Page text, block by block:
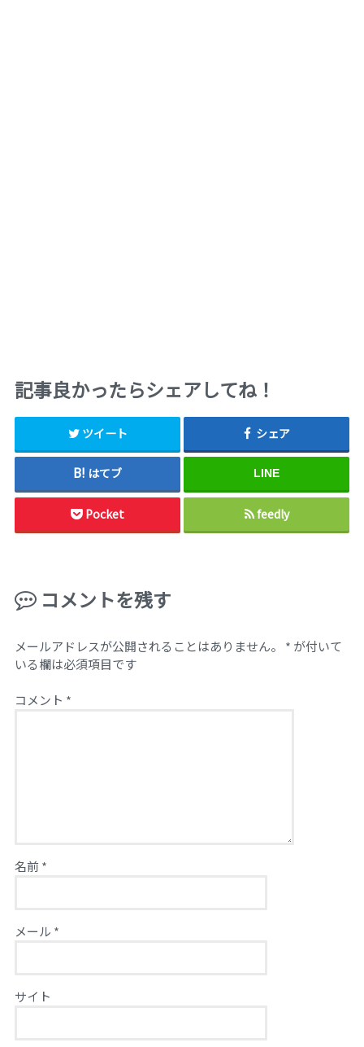
記事良かったらシェアしてね！
ツイート シェア
はてブ LINE
Pocket feedly
コメントを残す
メールアドレスが公開されることはありません。 * が付いて
いる欄は必須項目です
コメント *
名前*
メール *
サイト